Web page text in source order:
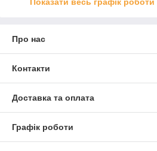
Про нас
Контакти
Доставка та оплата
Графік роботи